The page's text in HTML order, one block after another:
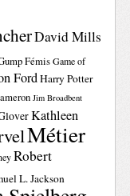
David Mills
Fémis Game of
FordHarry Potter
Jim Broadbent
Kathleen
Métier
Robert
L. Jackson